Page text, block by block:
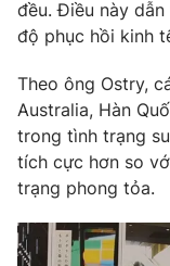
Khán giả
Sao
Du lịch
Chất lượng cuộc
Giáo dục
Tuyển sinh
Học trực tuyến
Công nghệ
Hitech Công
Sản phẩm
Thị trường
Giao lưu trực
Lịch phát sóng
đều. Điều này
độ phục hồi kinh
Theo ông Ostry,
Australia, Hàn
trong tình trạng
tích cực hơn so
trạng phong tỏa.